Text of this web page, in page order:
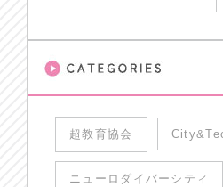
超教育協会
ニューロダイバーシティ